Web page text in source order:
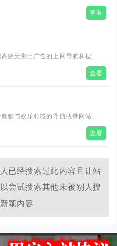
,资源,专业领域知识等垂直搜
查看
效无突出广告的上网导航和搜索
拥有俱全的学习工具和资源，成
查看
默与娱乐领域的导航收录网站。
受欢迎的优质资源站点。无论是
习资源还是科技领域，你都可以在
时提供最全的优秀名站导航。
查看
已经搜索过此内容且让站
尝试搜索其他未被别人搜
颖内容